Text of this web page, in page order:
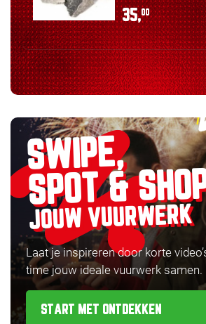
35,00
SWIPE,
SPOT &
JOUW VUURWERK
Laat je inspireren door korte
time jouw ideale vuurwerk samen.
START MET ONTDEKKEN